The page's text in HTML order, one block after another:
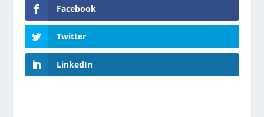
Facebook
Twitter
LinkedIn